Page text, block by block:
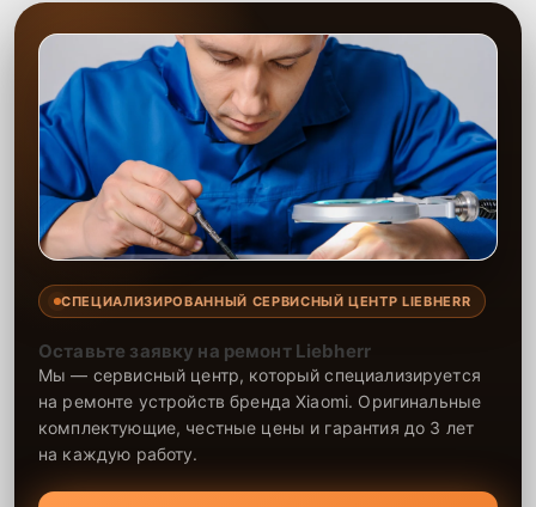
СПЕЦИАЛИЗИРОВАННЫЙ СЕРВИСНЫЙ ЦЕНТР LIEBHERR
Оставьте заявку на ремонт Liebherr
Мы — сервисный центр, который специализируется
на ремонте устройств бренда Xiaomi. Оригинальные
комплектующие, честные цены и гарантия до 3 лет
на каждую работу.